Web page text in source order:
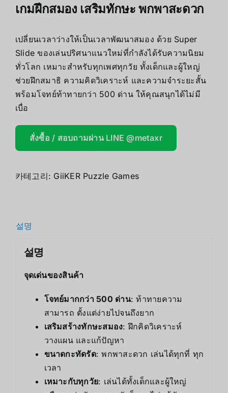
เกมฝึกสมอง เสริมทักษะ พกพาสะดวก
เปลี่ยนเวลาว่างให้เป็นเวลาพัฒนาสมอง ด้วย Super
Slide ของเล่นปริศนาแนวใหม่ที่กำลังได้รับความนิยม
ทั่วโลก เหมาะสำหรับทุกเพศทุกวัย ทั้งเด็กและผู้ใหญ่
ช่วยฝึกสมาธิ ความคิดวิเคราะห์ และความจำระยะสั้น
พร้อมโจทย์ท้าทายกว่า 500 ด่าน ให้คุณสนุกได้ไม่มี
เบื่อ
สั่งซื้อ / สอบถามผ่าน LINE @metaxr
카테고리: GiiKER Puzzle Games
설명
설명
จุดเด่นของสินค้า
โจทย์มากกว่า 500 ด่าน: ท้าทายความ
สามารถ ตั้งแต่ง่ายไปจนถึงยาก
เสริมสร้างทักษะสมอง: ฝึกคิดวิเคราะห์
วางแผน และแก้ปัญหา
ขนาดกะทัดรัด: พกพาสะดวก เล่นได้ทุกที่ ทุก
เวลา
เหมาะกับทุกวัย: เล่นได้ทั้งเด็กและผู้ใหญ่